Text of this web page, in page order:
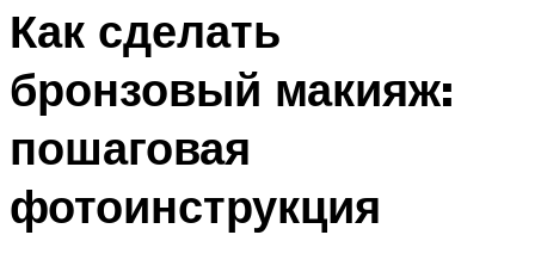
Как сделать
бронзовый макияж:
пошаговая
фотоинструкция